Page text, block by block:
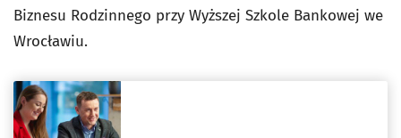
Biznesu Rodzinnego przy Wyższej Szkole Bankowej we
Wrocławiu.